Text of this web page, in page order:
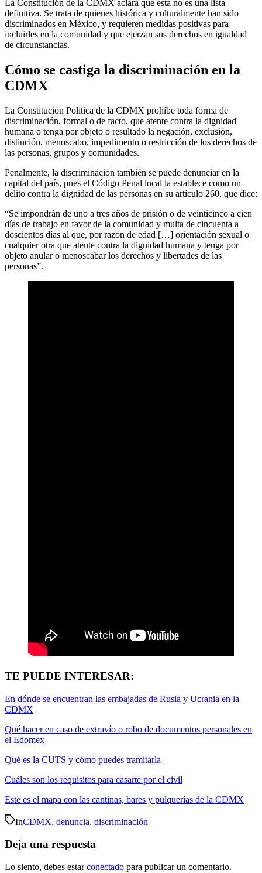
La Constitución de la CDMX aclara que esta no es una lista
definitiva. Se trata de quienes histórica y culturalmente han sido
discriminados en México, y requieren medidas positivas para
incluirles en la comunidad y que ejerzan sus derechos en igualdad
de circunstancias.
Cómo se castiga la discriminación en la
CDMX
La Constitución Política de la CDMX prohíbe toda forma de
discriminación, formal o de facto, que atente contra la dignidad
humana o tenga por objeto o resultado la negación, exclusión,
distinción, menoscabo, impedimento o restricción de los derechos de
las personas, grupos y comunidades.
Penalmente, la discriminación también se puede denunciar en la
capital del país, pues el Código Penal local la establece como un
delito contra la dignidad de las personas en su artículo 260, que dice:
“Se impondrán de uno a tres años de prisión o de veinticinco a cien
días de trabajo en favor de la comunidad y multa de cincuenta a
doscientos días al que, por razón de edad […] orientación sexual o
cualquier otra que atente contra la dignidad humana y tenga por
objeto anular o menoscabar los derechos y libertades de las
personas”.
TE PUEDE INTERESAR:
En dónde se encuentran las embajadas de Rusia y Ucrania en la
CDMX
Qué hacer en caso de extravío o robo de documentos personales en
el Edomex
Qué es la CUTS y cómo puedes tramitarla
Cuáles son los requisitos para casarte por el civil
Este es el mapa con las cantinas, bares y pulquerías de la CDMX
InCDMX, denuncia, discriminación
Deja una respuesta
Lo siento, debes estarconectado para publicar un comentario.